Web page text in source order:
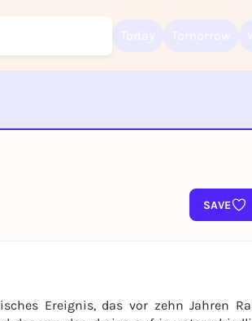
SAVE
Ereignis, das vor zehn Jahren
for free and get started
REGISTER FOR FREE NOW
Log in now